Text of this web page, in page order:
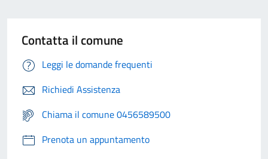
Contatta il comune
Leggi le domande frequenti
Richiedi Assistenza
Chiama il comune 0456589500
Prenota un appuntamento